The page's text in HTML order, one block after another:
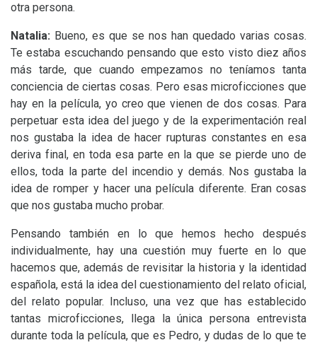
otra persona.
Natalia: Bueno, es que se nos han quedado varias cosas.
Te estaba escuchando pensando que esto visto diez años
más tarde, que cuando empezamos no teníamos tanta
conciencia de ciertas cosas. Pero esas microficciones que
hay en la película, yo creo que vienen de dos cosas. Para
perpetuar esta idea del juego y de la experimentación real
nos gustaba la idea de hacer rupturas constantes en esa
deriva final, en toda esa parte en la que se pierde uno de
ellos, toda la parte del incendio y demás. Nos gustaba la
idea de romper y hacer una película diferente. Eran cosas
que nos gustaba mucho probar.
Pensando también en lo que hemos hecho después
individualmente, hay una cuestión muy fuerte en lo que
hacemos que, además de revisitar la historia y la identidad
española, está la idea del cuestionamiento del relato oficial,
del relato popular. Incluso, una vez que has establecido
tantas microficciones, llega la única persona entrevista
durante toda la película, que es Pedro, y dudas de lo que te